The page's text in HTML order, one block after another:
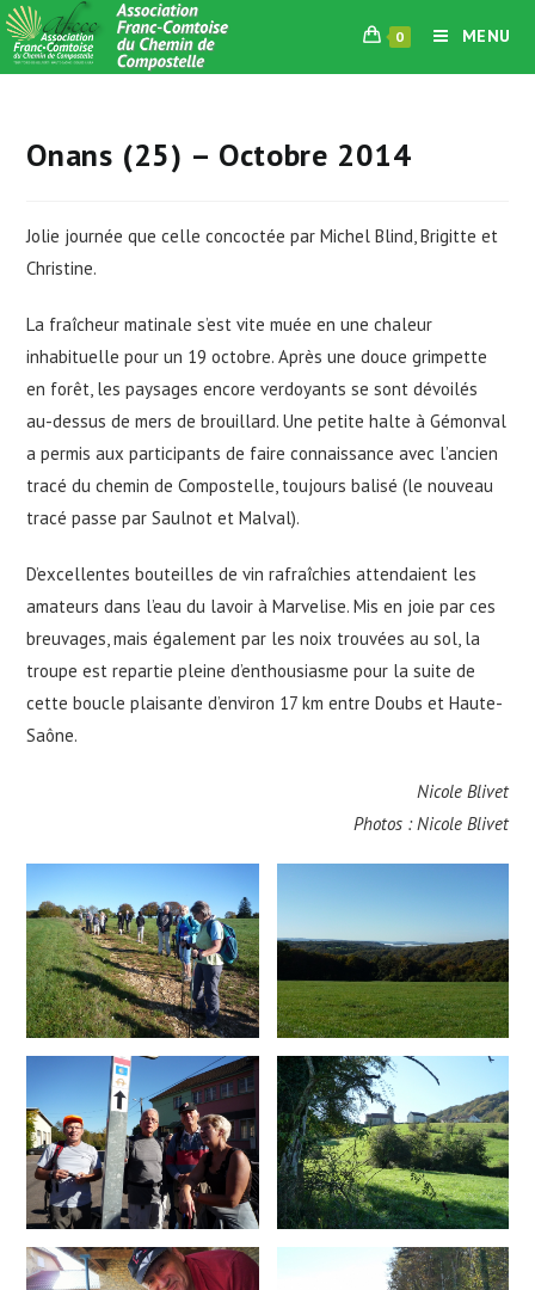
Skip
to
content
0 MENU
Onans (25) – Octobre 2014
Jolie journée que celle concoctée par Michel Blind, Brigitte et
Christine.
La fraîcheur matinale s’est vite muée en une chaleur
inhabituelle pour un 19 octobre. Après une douce grimpette
en forêt, les paysages encore verdoyants se sont dévoilés
au-dessus de mers de brouillard. Une petite halte à Gémonval
a permis aux participants de faire connaissance avec l’ancien
tracé du chemin de Compostelle, toujours balisé (le nouveau
tracé passe par Saulnot et Malval).
D’excellentes bouteilles de vin rafraîchies attendaient les
amateurs dans l’eau du lavoir à Marvelise. Mis en joie par ces
breuvages, mais également par les noix trouvées au sol, la
troupe est repartie pleine d’enthousiasme pour la suite de
cette boucle plaisante d’environ 17 km entre Doubs et Haute-
Saône.
Nicole Blivet
Photos : Nicole Blivet